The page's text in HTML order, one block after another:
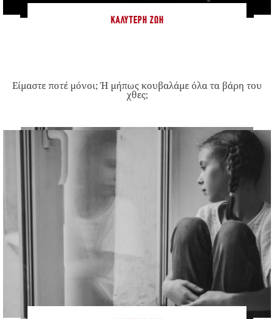
ΚΑΛΎΤΕΡΗ ΖΩΉ
Είμαστε ποτέ μόνοι; Ή μήπως κουβαλάμε όλα τα βάρη του
χθες;